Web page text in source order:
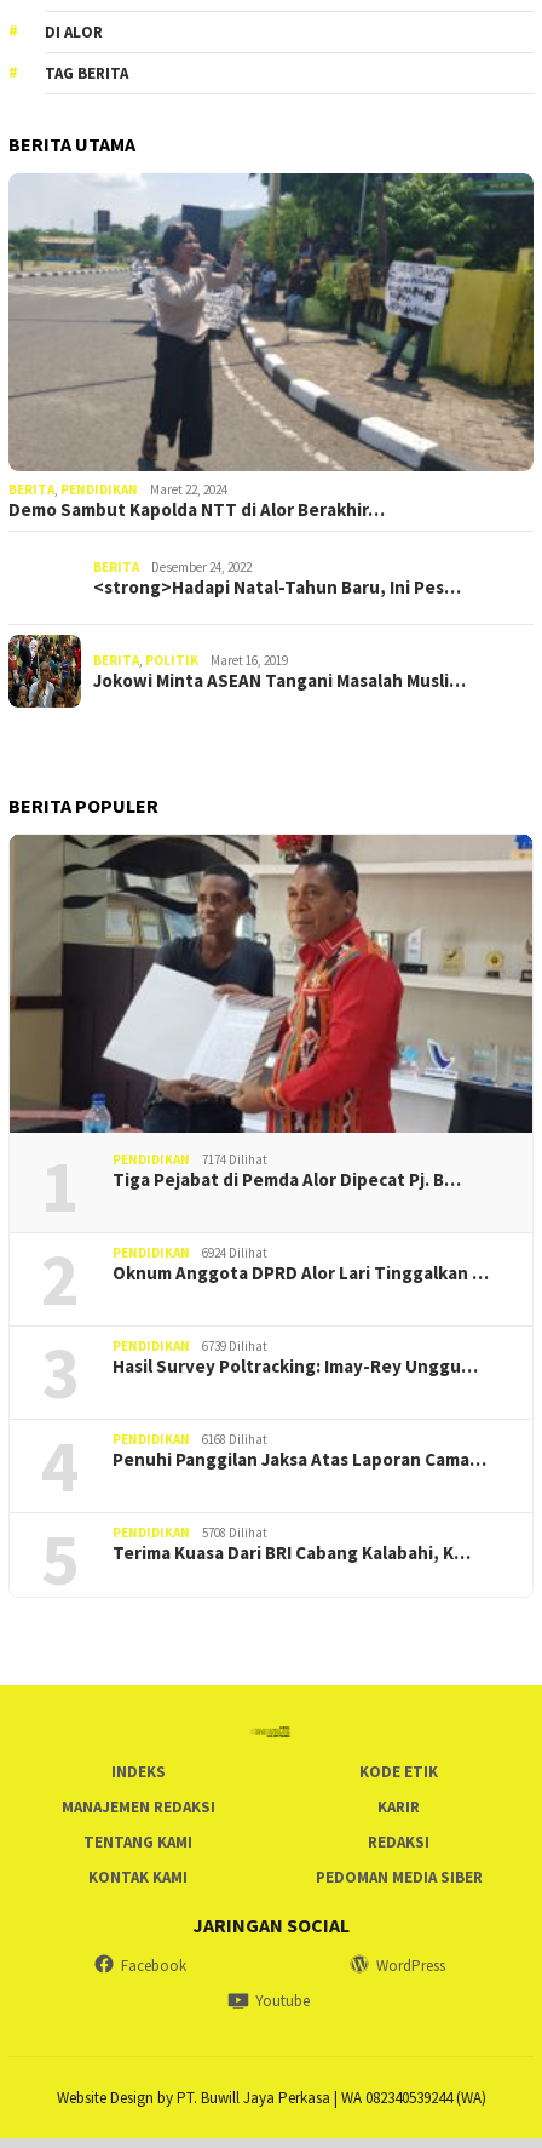
DI ALOR
TAG BERITA
BERITA UTAMA
BERITA PENDIDIKAN Maret 22, 2024
Demo Sambut Kapolda NTT di Alor Berakhir…
BERITA Desember 24, 2022
<strong>Hadapi Natal-Tahun Baru, Ini Pes…
BERITA POLITIK Maret 16, 2019
Jokowi Minta ASEAN Tangani Masalah Musli…
BERITA POPULER
1 PENDIDIKAN 7174 Dilihat
Tiga Pejabat di Pemda Alor Dipecat Pj. B…
2 PENDIDIKAN 6924 Dilihat
Oknum Anggota DPRD Alor Lari Tinggalkan …
3 PENDIDIKAN 6739 Dilihat
Hasil Survey Poltracking: Imay-Rey Unggu…
4 PENDIDIKAN 6168 Dilihat
Penuhi Panggilan Jaksa Atas Laporan Cama…
5 PENDIDIKAN 5708 Dilihat
Terima Kuasa Dari BRI Cabang Kalabahi, K…
INDEKS
KODE ETIK
MANAJEMEN REDAKSI
KARIR
TENTANG KAMI
REDAKSI
KONTAK KAMI
PEDOMAN MEDIA SIBER
JARINGAN SOCIAL
Facebook
WordPress
Youtube
Website Design by PT. Buwill Jaya Perkasa | WA 082340539244 (WA)